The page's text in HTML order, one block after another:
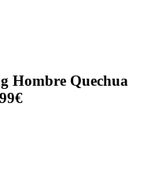
Hombre Quechua